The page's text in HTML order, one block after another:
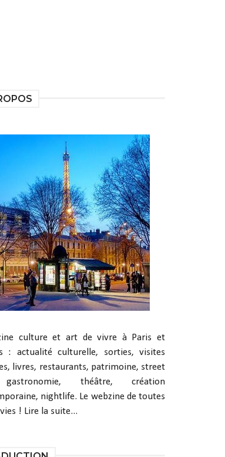
culture et art de vivre à Paris et
: actualité culturelle, sorties, visites
livres, restaurants, patrimoine, street
théâtre, création
nightlife. Le webzine de toutes
! Lire la suite...